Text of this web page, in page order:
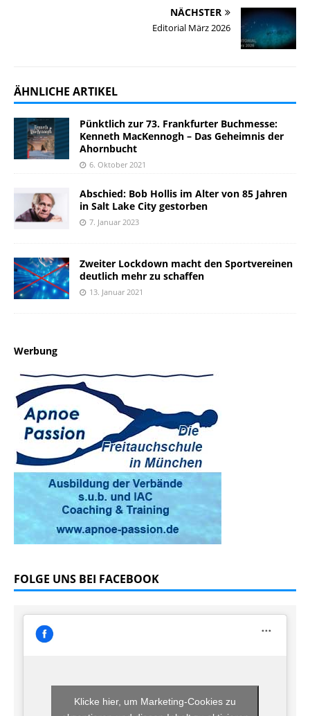
NÄCHSTER
Editorial März 2026
ÄHNLICHE ARTIKEL
Pünktlich zur 73. Frankfurter Buchmesse:
Kenneth MacKennogh – Das Geheimnis der
Ahornbucht
6. Oktober 2021
Abschied: Bob Hollis im Alter von 85 Jahren
in Salt Lake City gestorben
7. Januar 2023
Zweiter Lockdown macht den Sportvereinen
deutlich mehr zu schaffen
13. Januar 2021
Werbung
FOLGE UNS BEI FACEBOOK
Klicke hier, um Marketing-Cookies zu